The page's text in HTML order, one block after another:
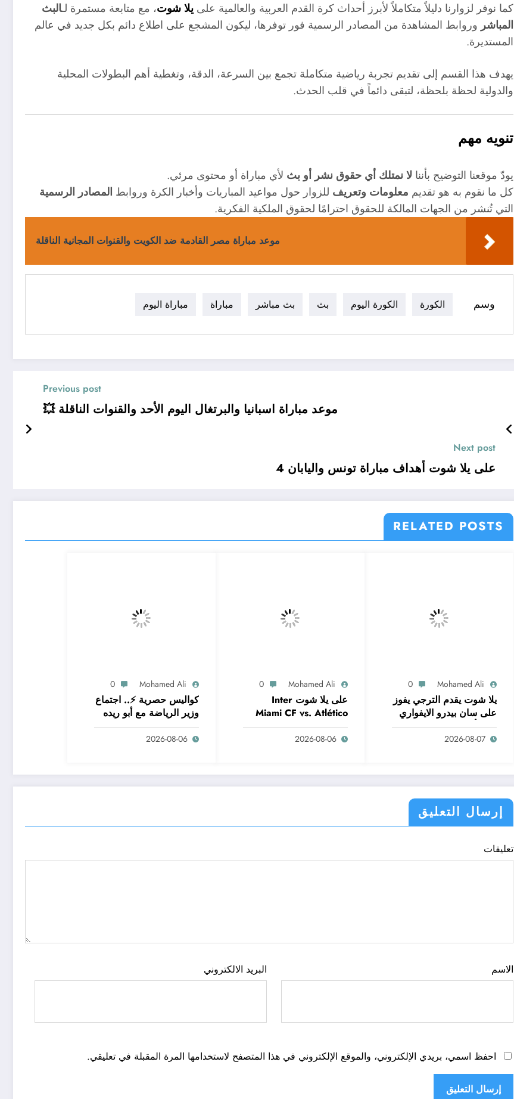
كما نوفر لزوارنا دليلاً متكاملاً لأبرز أحداث كرة القدم العربية والعالمية علىيلا شوت، مع متابعة مستمرة لـالبث
المباشر وروابط المشاهدة من المصادر الرسمية فور توفرها، ليكون المشجع على اطلاع دائم بكل جديد في عالم
المستديرة.
يهدف هذا القسم إلى تقديم تجربة رياضية متكاملة تجمع بين السرعة، الدقة، وتغطية أهم البطولات المحلية
والدولية لحظة بلحظة، لتبقى دائماً في قلب الحدث.
تنويه مهم
يودّ موقعنا التوضيح بأننالا نمتلك أي حقوق نشر أو بث لأي مباراة أو محتوى مرئي.
كل ما نقوم به هو تقديم معلومات وتعريف للزوار حول مواعيد المباريات وأخبار الكرة وروابط المصادر الرسمية
التي تُنشر من الجهات المالكة للحقوق احترامًا لحقوق الملكية الفكرية.
موعد مباراة مصر القادمة ضد الكويت والقنوات المجانية الناقلة
وسم الكورة الكورة اليوم بث بث مباشر مباراة مباراة اليوم
Previous post
موعد مباراة اسبانيا والبرتغال اليوم الأحد والقنوات الناقلة 💥
Next post
على يلا شوت أهداف مباراة تونس واليابان 4
RELATED POSTS
Mohamed Ali
0
يلا شوت يقدم الترجي يفوز
على سان بيدرو الايفواري
🔥 وتألق الانتدابات
2026-08-07
Mohamed Ali
0
على يلا شوت Inter
Miami CF vs. Atlético
San Luis | Leagues
2026-08-06
Mohamed Ali
0
كواليس حصرية ⚡.. اجتماع
وزير الرياضة مع أبو ريده
– شاهد الآن
2026-08-06
إرسال التعليق
تعليقات
الاسم البريد الالكتروني
احفظ اسمي، بريدي الإلكتروني، والموقع الإلكتروني في هذا المتصفح لاستخدامها المرة المقبلة في تعليقي.